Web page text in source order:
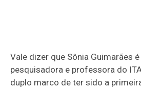
Vale dizer que Sônia Guimarães
pesquisadora e professora do
duplo marco de ter sido a